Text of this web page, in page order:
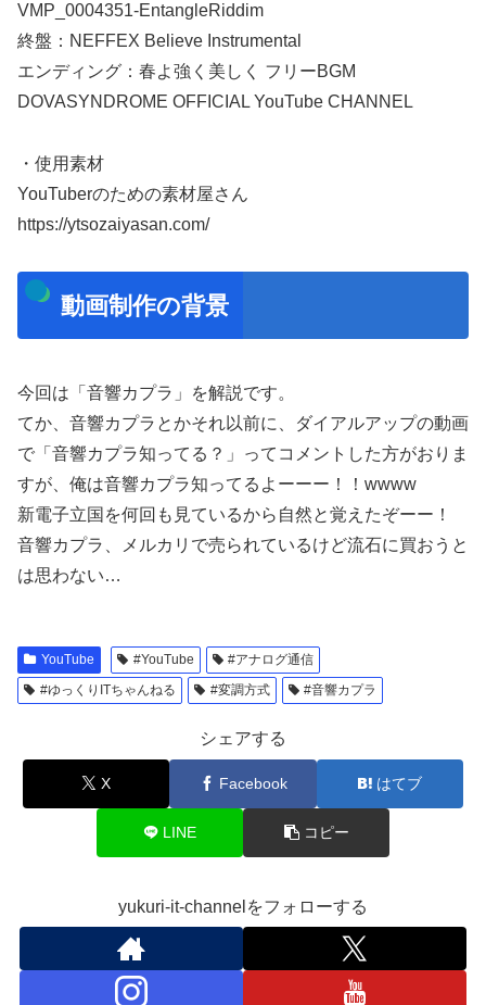
VMP_0004351-EntangleRiddim
終盤：NEFFEX Believe Instrumental
エンディング：春よ強く美しく フリーBGM
DOVASYNDROME OFFICIAL YouTube CHANNEL
・使用素材
YouTuberのための素材屋さん
https://ytsozaiyasan.com/
動画制作の背景
今回は「音響カプラ」を解説です。
てか、音響カプラとかそれ以前に、ダイアルアップの動画
で「音響カプラ知ってる？」ってコメントした方がおりま
すが、俺は音響カプラ知ってるよーーー！！wwww
新電子立国を何回も見ているから自然と覚えたぞーー！
音響カプラ、メルカリで売られているけど流石に買おうと
は思わない…
YouTube #YouTube
#アナログ通信
#ゆっくりITちゃんねる
#変調方式 #音響カプラ
シェアする
X Facebook はてブ
LINE コピー
yukuri-it-channelをフォローする